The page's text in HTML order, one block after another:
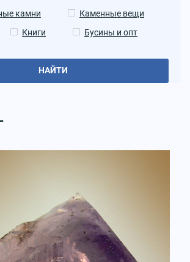
камни
Каменные вещи
Книги Бусины и опт
НАЙТИ